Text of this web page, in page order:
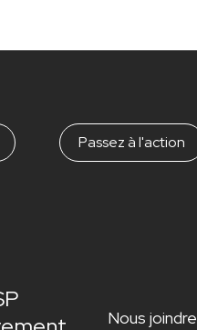
Passez à l'action
Nous joindre